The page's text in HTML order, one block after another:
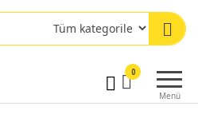
Menü
0